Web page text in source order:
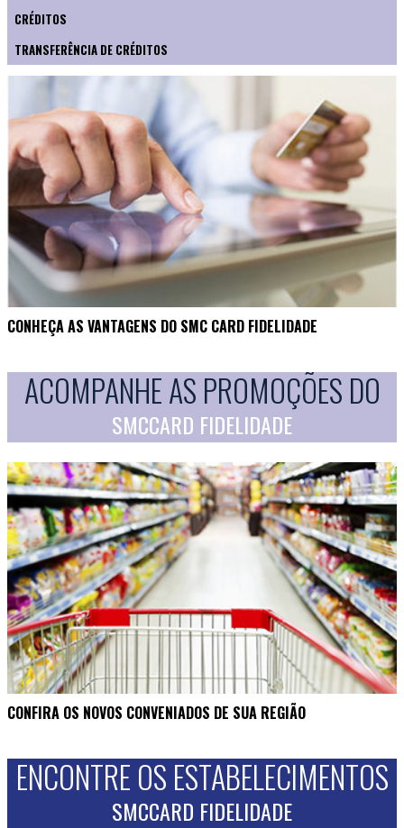
CRÉDITOS
TRANSFERÊNCIA DE CRÉDITOS
CONHEÇA AS VANTAGENS DO SMC CARD FIDELIDADE
ACOMPANHE AS PROMOÇÕES DO
SMCCARD FIDELIDADE
CONFIRA OS NOVOS CONVENIADOS DE SUA REGIÃO
ENCONTRE OS ESTABELECIMENTOS
SMCCARD FIDELIDADE